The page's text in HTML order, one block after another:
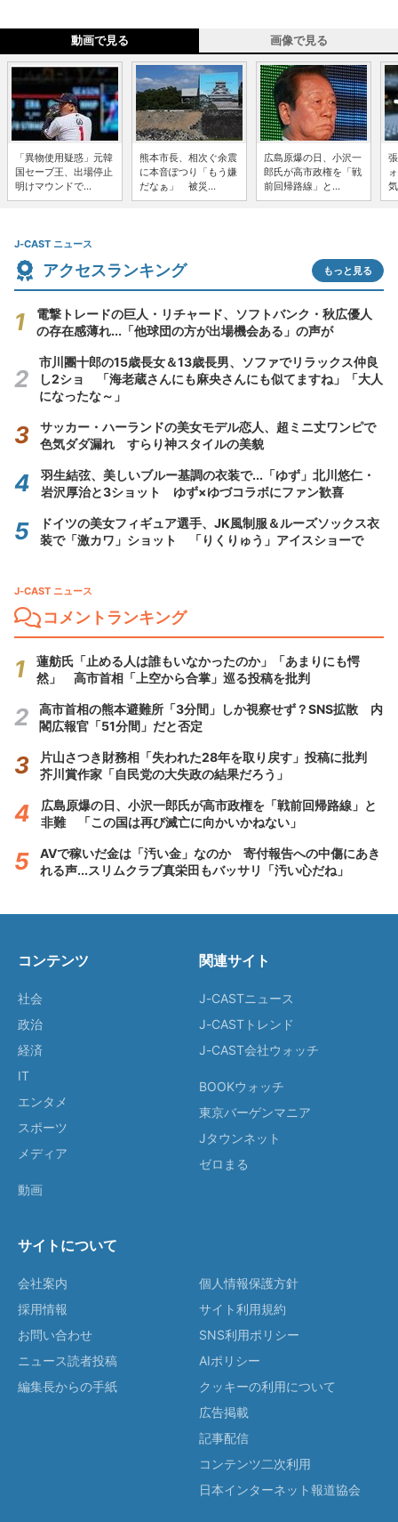
動画で見る 画像で見る
「異物使用疑惑」元韓
国セーブ王、出場停止
明けマウンドで...
熊本市長、相次ぐ余震
に本音ぽつり「もう嫌
だなぁ」 被災...
広島原爆の日、小沢一
郎氏が高市政権を「戦
前回帰路線」と...
J-CAST ニュース
アクセスランキング もっと見る
電撃トレードの巨人・リチャード、ソフトバンク・秋広優人
の存在感薄れ...「他球団の方が出場機会ある」の声が
市川團十郎の15歳長女＆13歳長男、ソファでリラックス仲良
し2ショ 「海老蔵さんにも麻央さんにも似てますね」「大人
になったな～」
サッカー・ハーランドの美女モデル恋人、超ミニ丈ワンピで
色気ダダ漏れ すらり神スタイルの美貌
羽生結弦、美しいブルー基調の衣装で...「ゆず」北川悠仁・
岩沢厚治と3ショット ゆず×ゆづコラボにファン歓喜
ドイツの美女フィギュア選手、JK風制服＆ルーズソックス衣
装で「激カワ」ショット 「りくりゅう」アイスショーで
J-CAST ニュース
コメントランキング
蓮舫氏「止める人は誰もいなかったのか」「あまりにも愕
然」 高市首相「上空から合掌」巡る投稿を批判
高市首相の熊本避難所「3分間」しか視察せず？SNS拡散 内
閣広報官「51分間」だと否定
片山さつき財務相「失われた28年を取り戻す」投稿に批判
芥川賞作家「自民党の大失政の結果だろう」
広島原爆の日、小沢一郎氏が高市政権を「戦前回帰路線」と
非難 「この国は再び滅亡に向かいかねない」
AVで稼いだ金は「汚い金」なのか 寄付報告への中傷にあき
れる声...スリムクラブ真栄田もバッサリ「汚い心だね」
コンテンツ
社会
政治
経済
IT
エンタメ
スポーツ
メディア
動画
関連サイト
J-CASTニュース
J-CASTトレンド
J-CAST会社ウォッチ
BOOKウォッチ
東京バーゲンマニア
Jタウンネット
ゼロまる
サイトについて
会社案内
採用情報
お問い合わせ
ニュース読者投稿
編集長からの手紙
個人情報保護方針
サイト利用規約
SNS利用ポリシー
AIポリシー
クッキーの利用について
広告掲載
記事配信
コンテンツ二次利用
日本インターネット報道協会